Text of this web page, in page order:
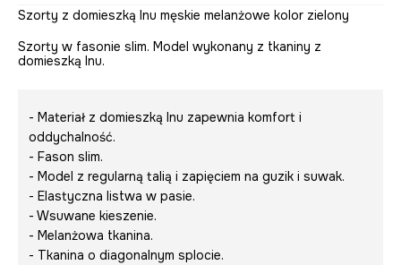
Szorty z domieszką lnu męskie melanżowe kolor zielony
Szorty w fasonie slim. Model wykonany z tkaniny z
domieszką lnu.
- Materiał z domieszką lnu zapewnia komfort i
oddychalność.
- Fason slim.
- Model z regularną talią i zapięciem na guzik i suwak.
- Elastyczna listwa w pasie.
- Wsuwane kieszenie.
- Melanżowa tkanina.
- Tkanina o diagonalnym splocie.